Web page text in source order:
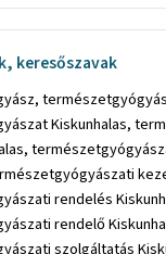
keresőszavak
Kiskunhalas,
rendelés
rendelő
szolgáltatás